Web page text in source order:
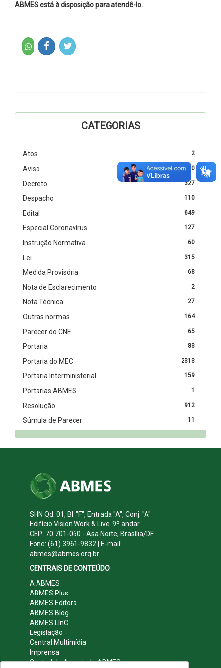
ABMES está à disposição para atendê-lo.
CATEGORIAS
2
Atos
10
Aviso
327
Decreto
110
Despacho
649
Edital
127
Especial Coronavírus
60
Instrução Normativa
315
Lei
68
Medida Provisória
2
Nota de Esclarecimento
27
Nota Técnica
164
Outras normas
65
Parecer do CNE
83
Portaria
2313
Portaria do MEC
159
Portaria Interministerial
1
Portarias ABMES
912
Resolução
11
Súmula de Parecer
SHN Qd. 01, Bl. "F", Entrada "A", Conj. "A"
Edifício Vision Work & Live, 9º andar
CEP: 70.701-060 - Asa Norte, Brasília/DF
Fone: (61) 3961-9832 | E-mail:
abmes@abmes.org.br
CENTRAIS DE CONTEÚDO
A ABMES
ABMES Plus
ABMES Editora
ABMES Blog
ABMES LInC
Legislação
Central Multimídia
Imprensa
Central do Associado ABMES